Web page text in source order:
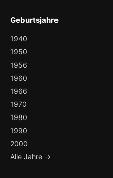
Geburtsjahre
1940
1950
1956
1960
1966
1970
1980
1990
2000
Alle Jahre →